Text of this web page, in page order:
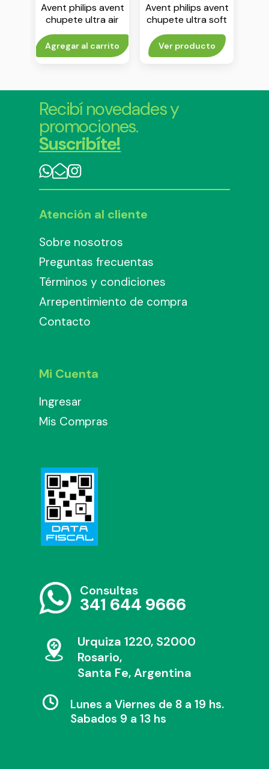
Avent philips avent
chupete ultra air
unicornio 6-18 m
nena env x 2
Agregar al carrito
Avent philips avent
chupete ultra soft
6-18 m nene env x 2
Ver producto
Recibí novedades y
promociones.
Suscribíte!
Atención al cliente
Sobre nosotros
Preguntas frecuentas
Términos y condiciones
Arrepentimiento de compra
Contacto
Mi Cuenta
Ingresar
Mis Compras
Consultas
341 644 9666
Urquiza 1220, S2000
Rosario,
Santa Fe, Argentina
Lunes a Viernes de 8 a 19 hs.
Sabados 9 a 13 hs